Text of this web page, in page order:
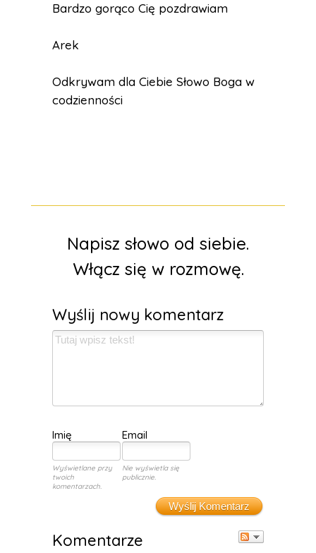
Bardzo gorąco Cię pozdrawiam
Arek
Odkrywam dla Ciebie Słowo Boga w
codzienności
Napisz słowo od siebie.
Włącz się w rozmowę.
Komentarze
Wyślij nowy komentarz
Imię Email
Wyświetlane przy
twoich
komentarzach.
Nie wyświetla się
publicznie.
Wyślij Komentarz